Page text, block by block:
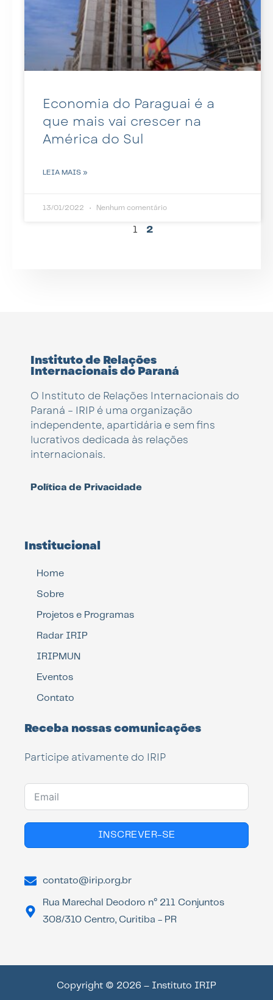
Economia do Paraguai é a
que mais vai crescer na
América do Sul
LEIA MAIS »
13/01/2022 Nenhum comentário
2
Instituto de Relações
Internacionais do Paraná
O Instituto de Relações Internacionais do
Paraná – IRIP é uma organização
independente, apartidária e sem fins
lucrativos dedicada às relações
internacionais.
Política de Privacidade
Institucional
Home
Sobre
Projetos e Programas
Radar IRIP
IRIPMUN
Eventos
Contato
Receba nossas comunicações
Participe ativamente do IRIP
INSCREVER-SE
contato@irip.org.br
Rua Marechal Deodoro n° 211 Conjuntos
308/310 Centro, Curitiba - PR
Copyright © 2026 – Instituto IRIP